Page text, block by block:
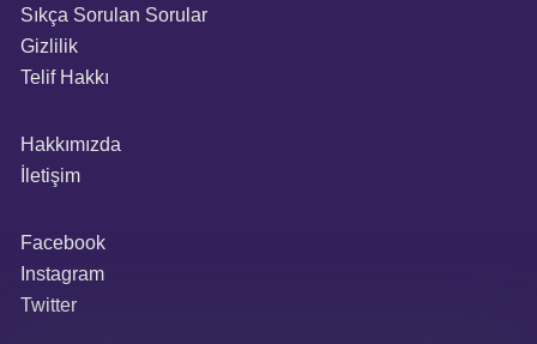
Sıkça Sorulan Sorular
Gizlilik
Telif Hakkı
Hakkımızda
İletişim
Facebook
Instagram
Twitter